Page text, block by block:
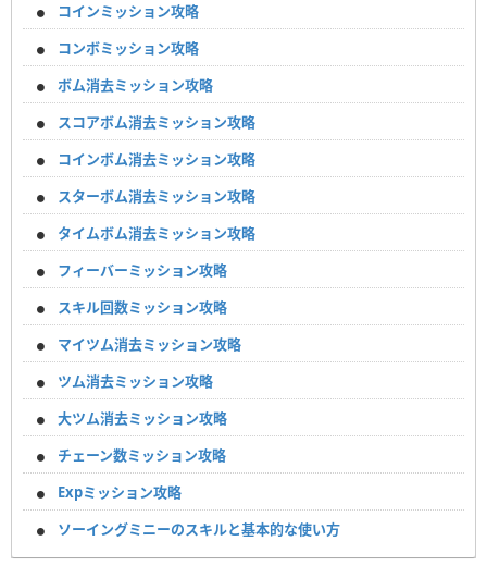
コインミッション攻略
コンボミッション攻略
ボム消去ミッション攻略
スコアボム消去ミッション攻略
コインボム消去ミッション攻略
スターボム消去ミッション攻略
タイムボム消去ミッション攻略
フィーバーミッション攻略
スキル回数ミッション攻略
マイツム消去ミッション攻略
ツム消去ミッション攻略
大ツム消去ミッション攻略
チェーン数ミッション攻略
Expミッション攻略
ソーイングミニーのスキルと基本的な使い方